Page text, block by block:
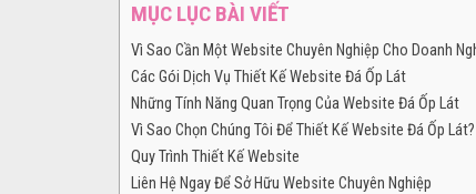
MỤC LỤC BÀI VIẾT
Vì Sao Cần Một Website Chuyên Nghiệp Cho Doanh
Các Gói Dịch Vụ Thiết Kế Website Đá Ốp Lát
Những Tính Năng Quan Trọng Của Website Đá Ốp Lát
Vì Sao Chọn Chúng Tôi Để Thiết Kế Website Đá Ốp Lát?
Quy Trình Thiết Kế Website
Liên Hệ Ngay Để Sở Hữu Website Chuyên Nghiệp